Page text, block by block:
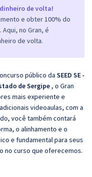
de volta!
e obter 100% do
no Gran, é
de volta.
público da SEED SE -
de Sergipe , o Gran
mais experiente e
videoaulas, com a
você também contará
o alinhamento e o
e fundamental para seus
no curso que oferecemos.